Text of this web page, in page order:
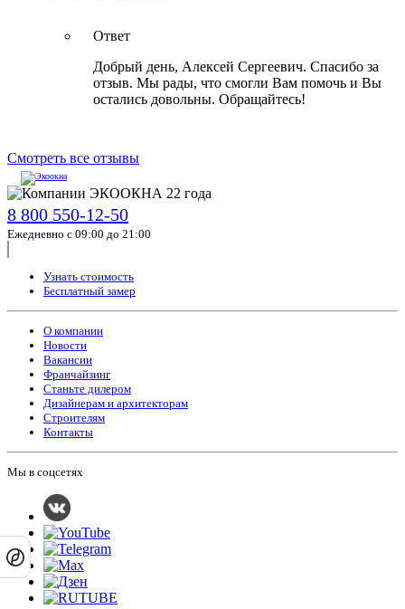
Ответ
Добрый день, Алексей Сергеевич. Спасибо за
отзыв. Мы рады, что смогли Вам помочь и Вы
остались довольны. Обращайтесь!
Смотреть все отзывы
8 800 550-12-50
Ежедневно с 09:00 до 21:00
Узнать стоимость
Бесплатный замер
О компании
Новости
Вакансии
Франчайзинг
Станьте дилером
Дизайнерам и архитекторам
Строителям
Контакты
Мы в соцсетях